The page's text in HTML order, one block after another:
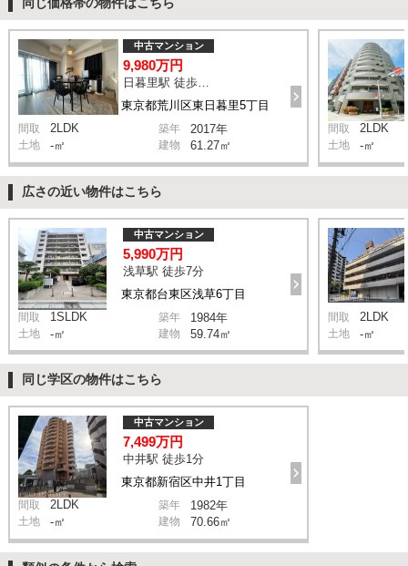
同じ価格帯の物件はこちら
東京都荒川区東日暮里5丁目
中古マンション
9,980万円
日暮里駅 徒歩8分
間取 2LDK 築年 2017年
土地 -㎡ 建物 61.27㎡
間取 2LDK
土地 -㎡
広さの近い物件はこちら
東京都台東区浅草6丁目
中古マンション
5,990万円
浅草駅 徒歩7分
間取 1SLDK 築年 1984年
土地 -㎡ 建物 59.74㎡
間取 2LDK
土地 -㎡
同じ学区の物件はこちら
東京都新宿区中井1丁目
中古マンション
7,499万円
中井駅 徒歩1分
間取 2LDK 築年 1982年
土地 -㎡ 建物 70.66㎡